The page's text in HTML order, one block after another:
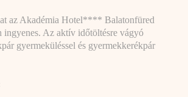
az Akadémia Hotel**** Balatonfüred
ingyenes. Az aktív időtöltésre vágyó
gyermeküléssel és gyermekkerékpár